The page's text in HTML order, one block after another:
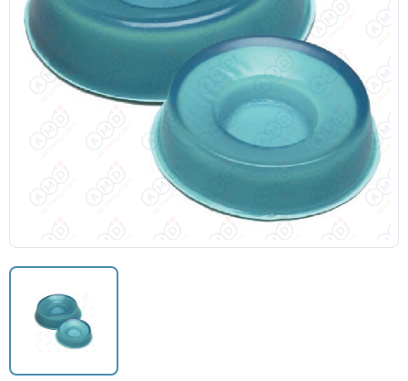
Кислородные маски
Кислородные маски и канюли
Камеры увлажнителя
Центральный венозный катетер
Аксессуары к аппаратам ИВЛ и НДА
Закрытая аспирационная система
Мешок АМБУ